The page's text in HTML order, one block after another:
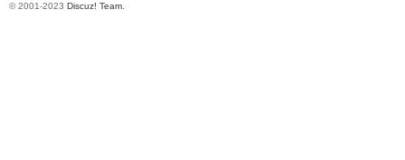
© 2001-2023 Discuz! Team.